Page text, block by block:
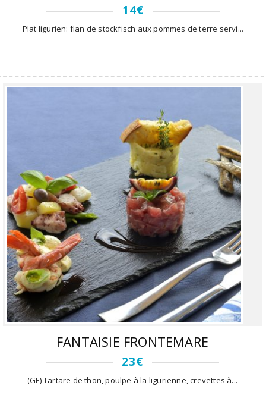
14€
Plat ligurien: flan de stockfisch aux pommes de terre servi...
FANTAISIE FRONTEMARE
23€
(GF) Tartare de thon, poulpe à la ligurienne, crevettes à...